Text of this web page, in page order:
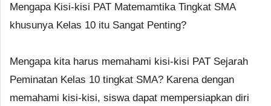
Mengapa Kisi-kisi PAT Matemamtika Tingkat SMA
khusunya Kelas 10 itu Sangat Penting?
Mengapa kita harus memahami kisi-kisi PAT Sejarah
Peminatan Kelas 10 tingkat SMA? Karena dengan
memahami kisi-kisi, siswa dapat mempersiapkan diri